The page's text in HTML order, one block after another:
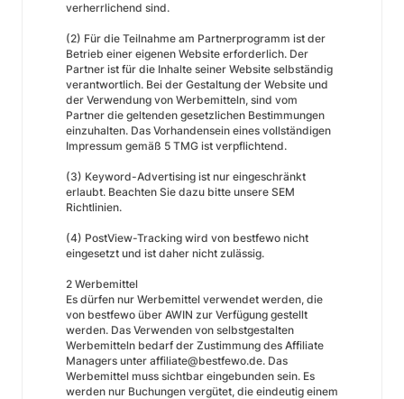
verherrlichend sind.
(2) Für die Teilnahme am Partnerprogramm ist der
Betrieb einer eigenen Website erforderlich. Der
Partner ist für die Inhalte seiner Website selbständig
verantwortlich. Bei der Gestaltung der Website und
der Verwendung von Werbemitteln, sind vom
Partner die geltenden gesetzlichen Bestimmungen
einzuhalten. Das Vorhandensein eines vollständigen
Impressum gemäß 5 TMG ist verpflichtend.
(3) Keyword-Advertising ist nur eingeschränkt
erlaubt. Beachten Sie dazu bitte unsere SEM
Richtlinien.
(4) PostView-Tracking wird von bestfewo nicht
eingesetzt und ist daher nicht zulässig.
2 Werbemittel
Es dürfen nur Werbemittel verwendet werden, die
von bestfewo über AWIN zur Verfügung gestellt
werden. Das Verwenden von selbstgestalten
Werbemitteln bedarf der Zustimmung des Affiliate
Managers unter affiliate@bestfewo.de. Das
Werbemittel muss sichtbar eingebunden sein. Es
werden nur Buchungen vergütet, die eindeutig einem